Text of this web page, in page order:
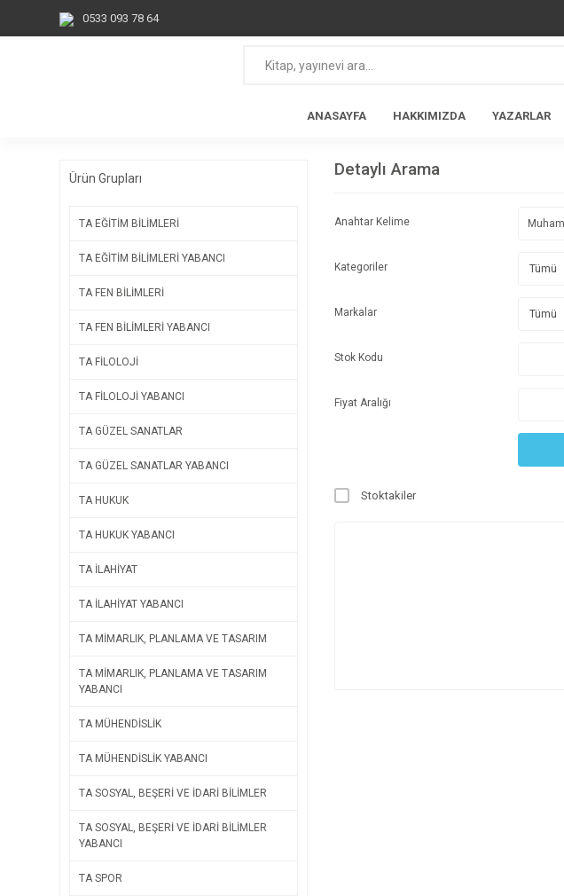
0533 093 78 64
ANASAYFA HAKKIMIZDA YAZARLAR
Ürün Grupları
TA EĞİTİM BİLİMLERİ
TA EĞİTİM BİLİMLERİ YABANCI
TA FEN BİLİMLERİ
TA FEN BİLİMLERİ YABANCI
TA FİLOLOJİ
TA FİLOLOJİ YABANCI
TA GÜZEL SANATLAR
TA GÜZEL SANATLAR YABANCI
TA HUKUK
TA HUKUK YABANCI
TA İLAHİYAT
TA İLAHİYAT YABANCI
TA MİMARLIK, PLANLAMA VE TASARIM
TA MİMARLIK, PLANLAMA VE TASARIM
YABANCI
TA MÜHENDİSLİK
TA MÜHENDİSLİK YABANCI
TA SOSYAL, BEŞERİ VE İDARİ BİLİMLER
TA SOSYAL, BEŞERİ VE İDARİ BİLİMLER
YABANCI
TA SPOR
Detaylı Arama
Anahtar Kelime
Kategoriler
Markalar
Stok Kodu
Fiyat Aralığı
Stoktakiler